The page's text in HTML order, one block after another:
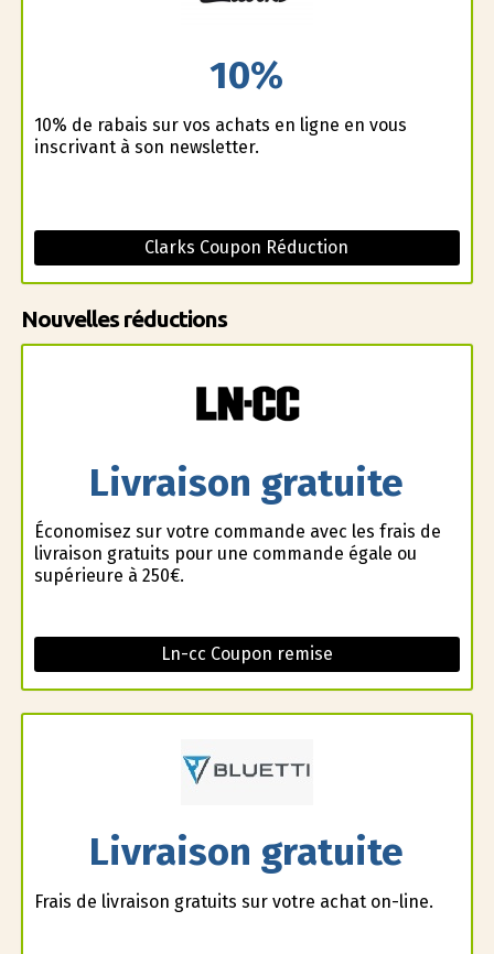
10%
10% de rabais sur vos achats en ligne en vous
inscrivant à son newsletter.
Clarks Coupon Réduction
Nouvelles réductions
Livraison gratuite
Économisez sur votre commande avec les frais de
livraison gratuits pour une commande égale ou
supérieure à 250€.
Ln-cc Coupon remise
Livraison gratuite
Frais de livraison gratuits sur votre achat on-line.